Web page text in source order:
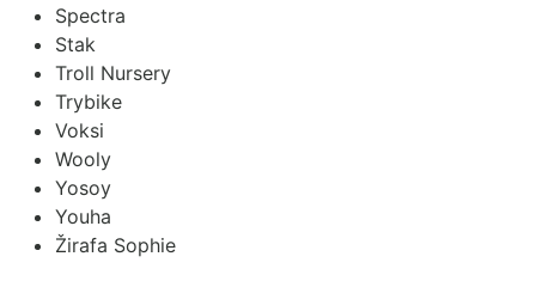
Spectra
Stak
Troll Nursery
Trybike
Voksi
Wooly
Yosoy
Youha
Žirafa Sophie